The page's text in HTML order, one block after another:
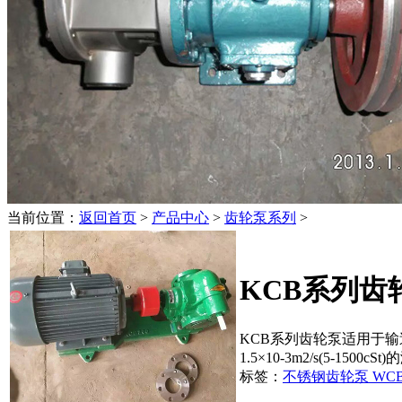
当前位置： 返回首页 > 产品中心 > 齿轮泵系列 >
KCB系列齿
KCB系列齿轮泵适用于
1.5×10-3m2/s(5-
标签： 不锈钢齿轮泵